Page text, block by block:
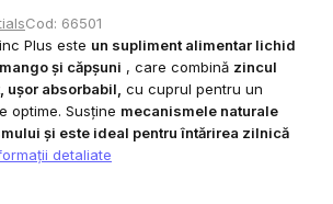
Cod: 66501
Plus este un supliment alimentar lichid
și căpșuni , care combină zincul
ușor absorbabil, cu cuprul pentru un
optime. Susține mecanismele naturale
și este ideal pentru întărirea zilnică
detaliate